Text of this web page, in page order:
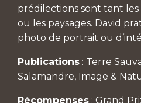
prédilections sont tant
ou les paysages. David
photo de portrait ou
Publications : Terre
Salamandre, Image &
Récompenses : Grand